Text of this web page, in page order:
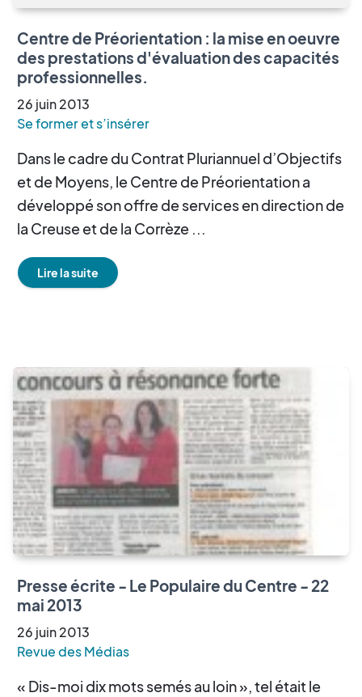
Centre de Préorientation : la mise en oeuvre
des prestations d'évaluation des capacités
professionnelles.
26 juin2013
Se former et s’insérer
Dans le cadre du Contrat Pluriannuel d’Objectifs
et de Moyens, le Centre de Préorientation a
développé son offre de services en direction de
la Creuse et de la Corrèze ...
Lire la suite
Presse écrite - Le Populaire du Centre - 22
mai 2013
26 juin2013
Revue des Médias
« Dis-moi dix mots semés au loin », tel était le